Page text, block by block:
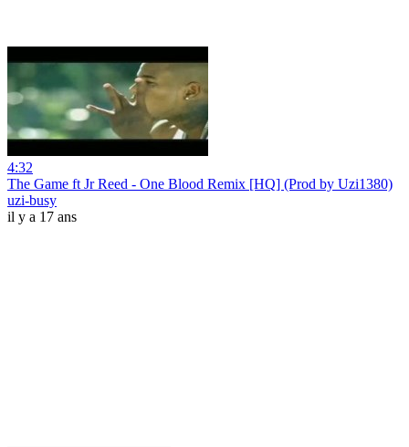
4:32
The Game ft Jr Reed - One Blood Remix [HQ] (Prod by Uzi1380)
uzi-busy
il y a 17 ans